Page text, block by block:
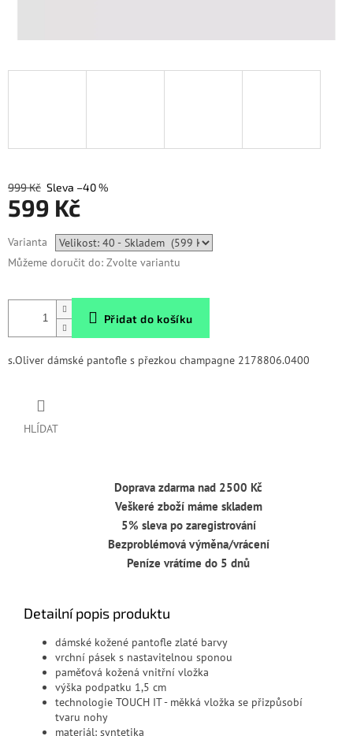
999 Kč –40 %
599 Kč
cena:
Varianta
Můžeme doručit do: Zvolte variantu
Přidat do košíku
s.Oliver dámské pantofle s přezkou champagne 2178806.0400
HLÍDAT
Doprava zdarma nad 2500 Kč
Veškeré zboží máme skladem
5% sleva po zaregistrování
Bezproblémová výměna/vrácení
Peníze vrátíme do 5 dnů
Detailní popis produktu
dámské kožené pantofle zlaté barvy
vrchní pásek s nastavitelnou sponou
paměťová kožená vnitřní vložka
výška podpatku 1,5 cm
technologie TOUCH IT - měkká vložka se přizpůsobí
tvaru nohy
materiál: syntetika